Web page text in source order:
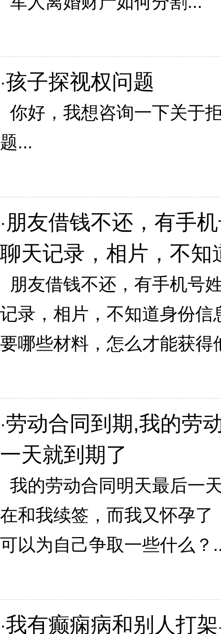
·孩子探视权问题
你好，我想咨询一下关于
题...
· 朋友借钱不还，有手
聊天记录，相片，不知
朋友借钱不还，有手机号
记录，相片，不知道身份信
要哪些材料，怎么才能获得
·劳动合同到期,我的劳
一天就到期了
我的劳动合同明天最后一
在和我续签，而我又怀孕了
可以为自己争取一些什么？
·我有癫痫病和别人打